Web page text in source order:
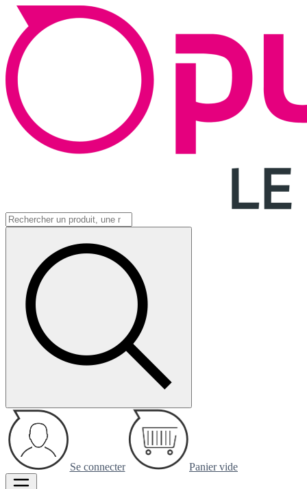
Se connecter Panier vide